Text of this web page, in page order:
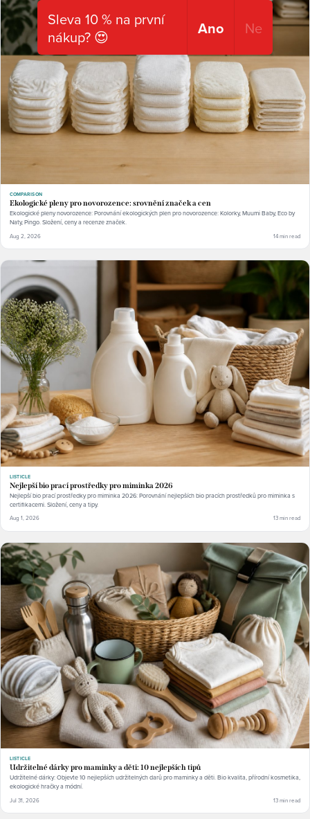
COMPARISON
Ekologické pleny pro novorozence: srovnění značek a cen
Ekologické pleny novorozence: Porovnání ekologických plen pro novorozence: Kolorky, Muumi Baby, Eco by
Naty, Pingo. Složení, ceny a recenze značek.
Aug 2, 2026 14 min read
LISTICLE
Nejlepší bio prací prostředky pro miminka 2026
Nejlepší bio prací prostředky pro miminka 2026: Porovnání nejlepších bio pracích prostředků pro miminka s
certifikacemi. Složení, ceny a tipy.
Aug 1, 2026 13 min read
LISTICLE
Udržitelné dárky pro maminky a děti: 10 nejlepších tipů
Udržitelné dárky: Objevte 10 nejlepších udržitelných darů pro maminky a děti. Bio kvalita, přírodní kosmetika,
ekologické hračky a módní.
Jul 31, 2026 13 min read
Sleva 10 % na první
nákup? 😍
Ano Ne